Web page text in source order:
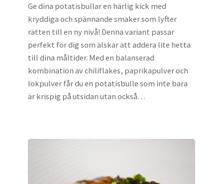
Ge dina potatisbullar en härlig kick med
kryddiga och spännande smaker som lyfter
rätten till en ny nivå! Denna variant passar
perfekt för dig som älskar att addera lite hetta
till dina måltider. Med en balanserad
kombination av chiliflakes, paprikapulver och
lökpulver får du en potatisbulle som inte bara
är krispig på utsidan utan också…